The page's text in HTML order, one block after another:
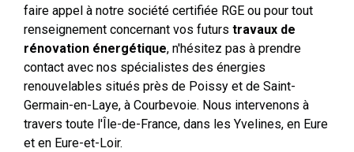
faire appel à notre société certifiée RGE ou pour tout
renseignement concernant vos futurs travaux de
rénovation énergétique, n'hésitez pas à prendre
contact avec nos spécialistes des énergies
renouvelables situés près de Poissy et de Saint-
Germain-en-Laye, à Courbevoie. Nous intervenons à
travers toute l'Île-de-France, dans les Yvelines, en Eure
et en Eure-et-Loir.